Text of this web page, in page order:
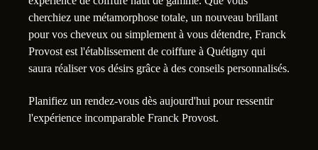
cherchiez une métamorphose totale, un nouveau brillant
pour vos cheveux ou simplement à vous détendre, Franck
Provost est l'établissement de coiffure à Quétigny qui
saura réaliser vos désirs grâce à des conseils personnalisés.
Planifiez un rendez-vous dès aujourd'hui pour ressentir
l'expérience incomparable Franck Provost.